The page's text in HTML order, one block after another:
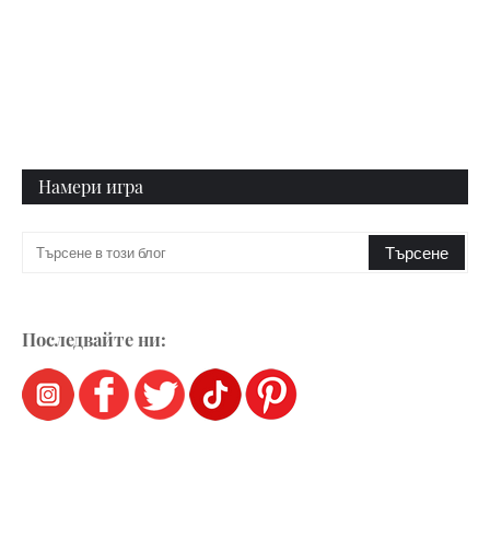
Намери игра
Последвайте ни: